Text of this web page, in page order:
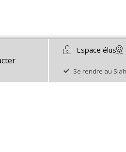
Espace élus
Se rendre au